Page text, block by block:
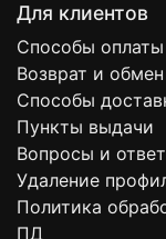
Для клиентов
Способы оплаты
Возврат и обмен
Способы
Пункты выдачи
Вопросы и
Удаление
Политика
ПД